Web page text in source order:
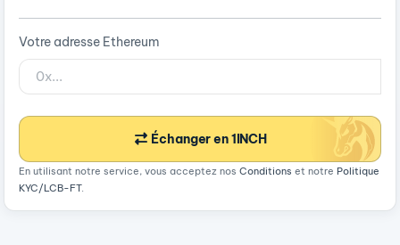
Votre adresse Ethereum
Échanger en 1INCH
En utilisant notre service, vous acceptez nos Conditions et notre Politique
KYC/LCB-FT.